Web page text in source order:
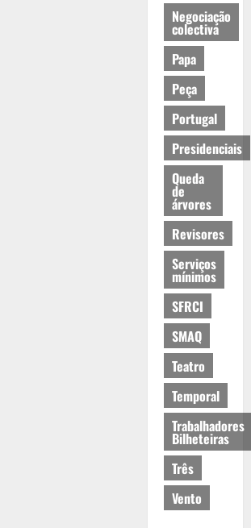
Negociação
colectiva
Papa
Peça
Portugal
Presidenciais
Queda
de
árvores
Revisores
Serviços
mínimos
SFRCI
SMAQ
Teatro
Temporal
Trabalhadores
Bilheteiras
Três
Vento